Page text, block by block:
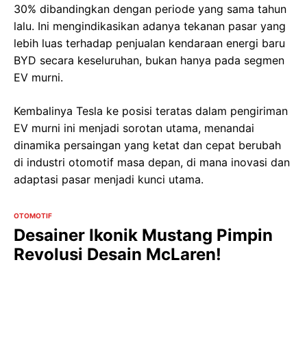
30% dibandingkan dengan periode yang sama tahun
lalu. Ini mengindikasikan adanya tekanan pasar yang
lebih luas terhadap penjualan kendaraan energi baru
BYD secara keseluruhan, bukan hanya pada segmen
EV murni.
Kembalinya Tesla ke posisi teratas dalam pengiriman
EV murni ini menjadi sorotan utama, menandai
dinamika persaingan yang ketat dan cepat berubah
di industri otomotif masa depan, di mana inovasi dan
adaptasi pasar menjadi kunci utama.
OTOMOTIF
Desainer Ikonik Mustang Pimpin
Revolusi Desain McLaren!